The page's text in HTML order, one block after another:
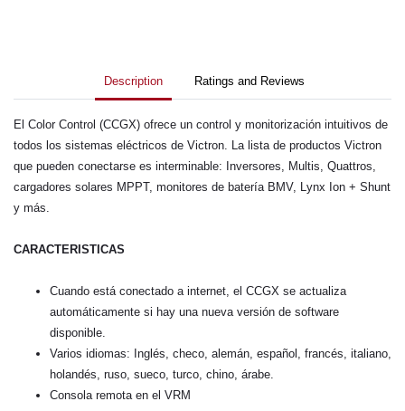
Description Ratings and Reviews
El Color Control (CCGX) ofrece un control y monitorización intuitivos de
todos los sistemas eléctricos de Victron. La lista de productos Victron
que pueden conectarse es interminable: Inversores, Multis, Quattros,
cargadores solares MPPT, monitores de batería BMV, Lynx Ion + Shunt
y más.
CARACTERISTICAS
Cuando está conectado a internet, el CCGX se actualiza
automáticamente si hay una nueva versión de software
disponible.
Varios idiomas: Inglés, checo, alemán, español, francés, italiano,
holandés, ruso, sueco, turco, chino, árabe.
Consola remota en el VRM